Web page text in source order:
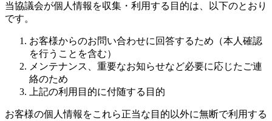
当協議会が個人情報を収集・利用する目的は、以下のとおり
です。
お客様からのお問い合わせに回答するため（本人確認
を行うことを含む）
メンテナンス、重要なお知らせなど必要に応じたご連
絡のため
上記の利用目的に付随する目的
お客様の個人情報をこれら正当な目的以外に無断で利用する